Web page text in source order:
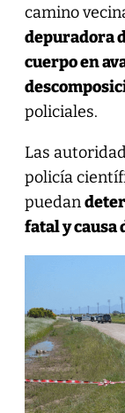
camino
depuradora
cuerpo en
policiales.
Las
policía
puedan
fatal y causa